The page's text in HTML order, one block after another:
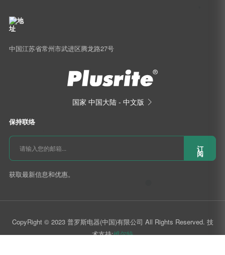
中国江苏省常州市武进区腾龙路27号
国家 中国大陆 - 中文版 
保持联络
订
阅
获取最新信息和优惠。
CopyRight © 2023 普罗斯电器(中国)有限公司 All Rights Reserved. 技
术支持:维尔特